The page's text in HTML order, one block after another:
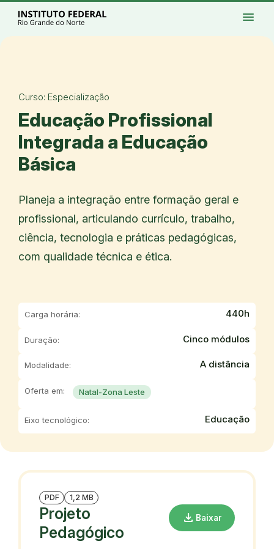
Ir para a página inicial
Ir para a busca
Acessibilidade
menu
Curso: Especialização
Educação Profissional
Integrada a Educação
Básica
Planeja a integração entre formação geral e
profissional, articulando currículo, trabalho,
ciência, tecnologia e práticas pedagógicas,
com qualidade técnica e ética.
Carga horária: 440h
Duração: Cinco módulos
Modalidade: A distância
Oferta em: Natal-Zona Leste
Eixo tecnológico: Educação
PDF 1,2 MB
Projeto
Pedagógico
download Baixar